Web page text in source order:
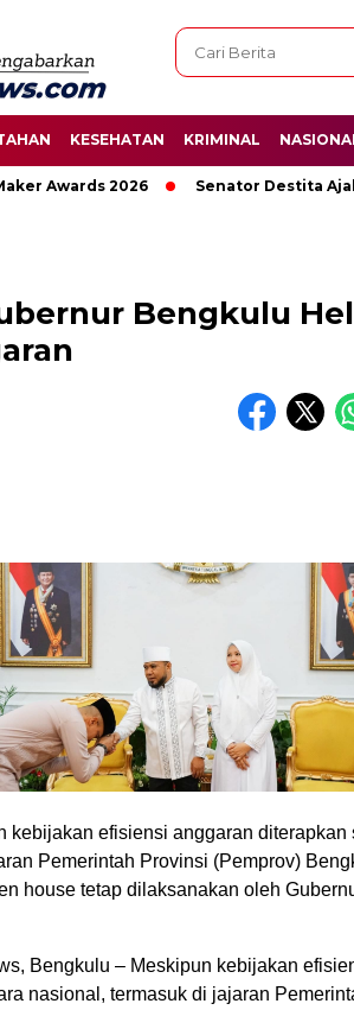
KESEHATAN KRIMINAL
Awards 2026 Senator Destita Ajak
Bengkulu
kebijakan efisiensi anggaran diterapkan
Pemerintah Provinsi (Pemprov)
house tetap dilaksanakan oleh
Bengkulu – Meskipun kebijakan
nasional, termasuk di jajaran